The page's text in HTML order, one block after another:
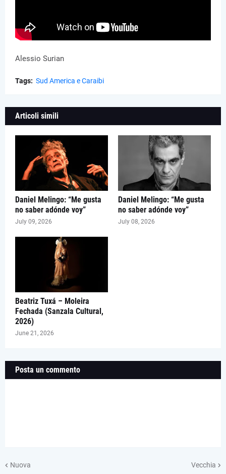
Alessio Surian
Tags: Sud America e Caraibi
Articoli simili
Daniel Melingo: “Me gusta
no saber adónde voy”
July 09, 2026
Daniel Melingo: “Me gusta
no saber adónde voy”
July 08, 2026
Beatriz Tuxá – Moleira
Fechada (Sanzala Cultural,
2026)
June 21, 2026
Posta un commento
Nuova Vecchia